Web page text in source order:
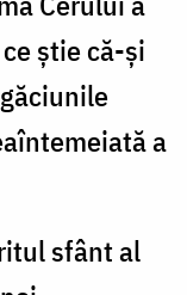
știe că-și
a
sfânt al